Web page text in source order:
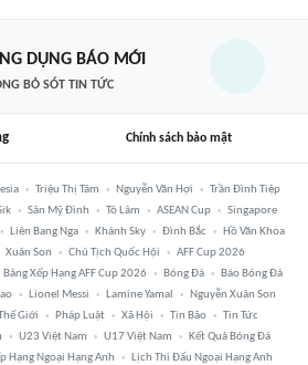
DỤNG BÁO MỚI
BỎ SÓT TIN TỨC
Chính sách bảo mật
Triệu Thị Tâm Nguyễn Văn Hợi
Trần Đình Tiệp
Sân Mỹ Đình Tô Lâm ASEAN Cup
Singapore
Liên Bang Nga Khánh Sky Đình Bắc
Hồ Văn Khoa
Xuân Son Chủ Tịch Quốc Hội
AFF Cup 2026
Bảng Xếp Hạng AFF Cup 2026 Bóng Đá
Báo Bóng Đá
Lionel Messi Lamine Yamal
Nguyễn Xuân Son
Giới Pháp Luật Xã Hội Tin Bão
Tin Tức
U23 Việt Nam U17 Việt Nam
Kết Quả Bóng Đá
Hạng Ngoại Hạng Anh Lịch Thi Đấu Ngoại Hạng Anh